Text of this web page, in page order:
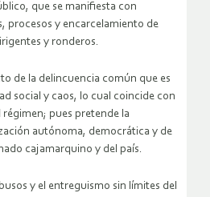
que se manifiesta con
procesos y encarcelamiento de
y ronderos.
de la delincuencia común que es
social y caos, lo cual coincide con
pues pretende la
autónoma, democrática y de
cajamarquino y del país.
y el entreguismo sin límites del